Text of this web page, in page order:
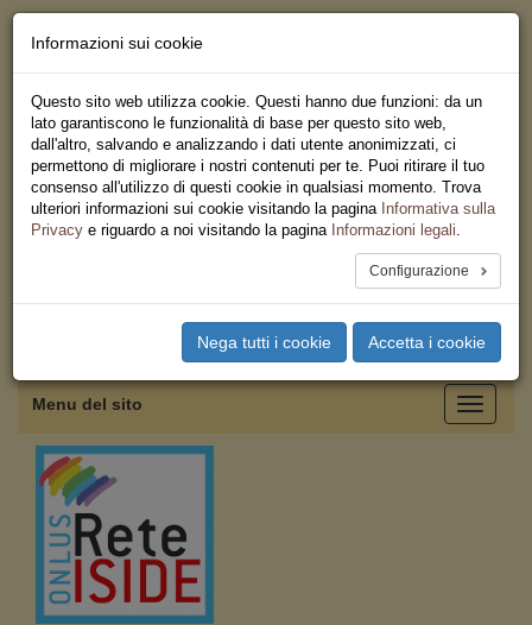
Servizi
Iscriviti
Ricerca
Area Stampa
Privacy
Federazione Regionale USB
Emilia Romagna
Toggle
Menu del sito
Informazioni sui cookie
Questo sito web utilizza cookie. Questi hanno due funzioni: da un
lato garantiscono le funzionalità di base per questo sito web,
dall'altro, salvando e analizzando i dati utente anonimizzati, ci
permettono di migliorare i nostri contenuti per te. Puoi ritirare il tuo
consenso all'utilizzo di questi cookie in qualsiasi momento. Trova
ulteriori informazioni sui cookie visitando la pagina Informativa sulla
Privacy e riguardo a noi visitando la pagina Informazioni legali.
Configurazione
Nega tutti i cookie Accetta i cookie